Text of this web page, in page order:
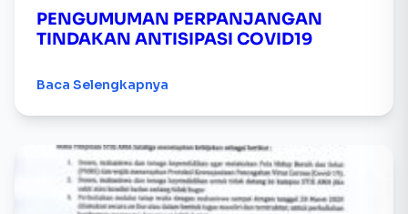
PENGUMUMAN PERPANJANGAN
TINDAKAN ANTISIPASI COVID19
Baca Selengkapnya